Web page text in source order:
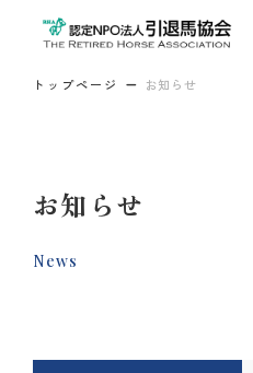
トップページ お知らせ
お知らせ
News